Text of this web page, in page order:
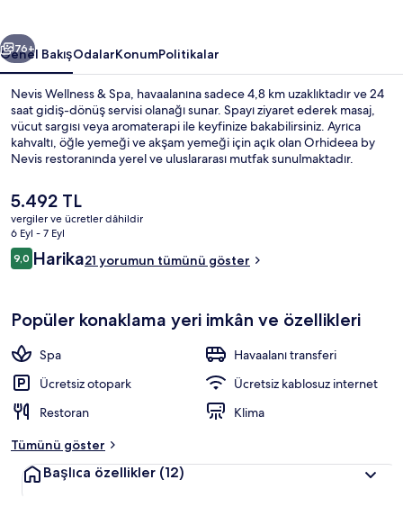
Sonraki
76+
Genel BakışOdalarKonumPolitikalar
Nevis Wellness & Spa, havaalanına sadece 4,8 km uzaklıktadır ve 24
saat gidiş-dönüş servisi olanağı sunar. Spayı ziyaret ederek masaj,
vücut sargısı veya aromaterapi ile keyfinize bakabilirsiniz. Ayrıca
kahvaltı, öğle yemeği ve akşam yemeği için açık olan Orhideea by
Nevis restoranında yerel ve uluslararası mutfak sunulmaktadır.
arasındadır. Toplu taşıma yakındadır, Biserica Emanuel Tramvay
Durağı 13 dakikalık yürüme mesafesinde bulunur.
Şu
anki
fiyat
5.492 TL
5.492 TL
vergiler ve ücretler dâhildir
6 Eyl - 7 Eyl
Yorumlar
9,09,0/10
Harika21 yorumun tümünü göster
Popüler konaklama yeri imkân ve özellikleri
Spa
Havaalanı transferi
Ücretsiz otopark
Ücretsiz kablosuz internet
Restoran
Klima
Tümünü göster
Başlıca özellikler (12)